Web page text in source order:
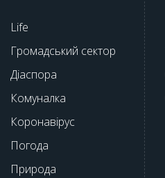
Life
Громадський сектор
Діаспора
Комуналка
Коронавірус
Погода
Природа